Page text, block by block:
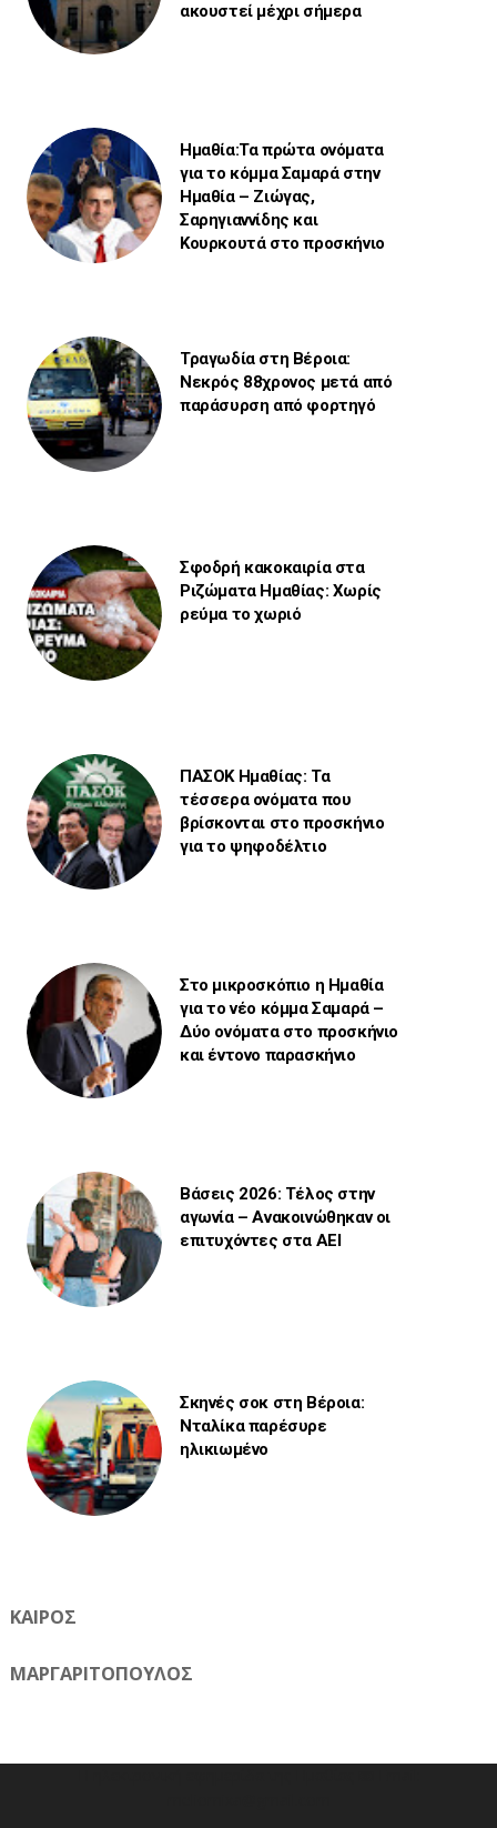
ακουστεί μέχρι σήμερα
Ημαθία:Τα πρώτα ονόματα
για το κόμμα Σαμαρά στην
Ημαθία – Ζιώγας,
Σαρηγιαννίδης και
Κουρκουτά στο προσκήνιο
Τραγωδία στη Βέροια:
Νεκρός 88χρονος μετά από
παράσυρση από φορτηγό
Σφοδρή κακοκαιρία στα
Ριζώματα Ημαθίας: Χωρίς
ρεύμα το χωριό
ΠΑΣΟΚ Ημαθίας: Τα
τέσσερα ονόματα που
βρίσκονται στο προσκήνιο
για το ψηφοδέλτιο
Στο μικροσκόπιο η Ημαθία
για το νέο κόμμα Σαμαρά –
Δύο ονόματα στο προσκήνιο
και έντονο παρασκήνιο
Βάσεις 2026: Τέλος στην
αγωνία – Ανακοινώθηκαν οι
επιτυχόντες στα ΑΕΙ
Σκηνές σοκ στη Βέροια:
Νταλίκα παρέσυρε
ηλικιωμένο
ΚΑΙΡΟΣ
ΜΑΡΓΑΡΙΤΟΠΟΥΛΟΣ